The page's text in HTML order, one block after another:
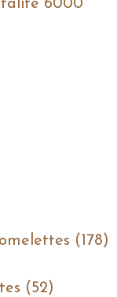
6000
(178)
(52)